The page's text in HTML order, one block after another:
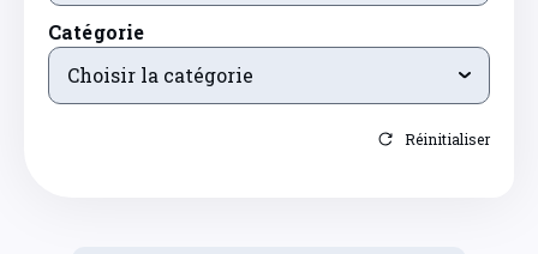
Catégorie
Choisir la catégorie
Réinitialiser